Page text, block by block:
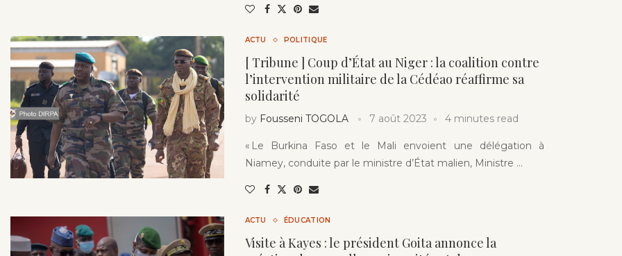
ACTU POLITIQUE
[ Tribune ] Coup d’État au Niger : la coalition contre
l’intervention militaire de la Cédéao réaffirme sa
solidarité
by Fousseni TOGOLA 7 août 2023 4 minutes read
« Le Burkina Faso et le Mali envoient une délégation à
Niamey, conduite par le ministre d’État malien, Ministre …
ACTU ÉDUCATION
Visite à Kayes : le président Goita annonce la